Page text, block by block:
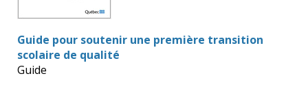
Guide pour soutenir une première transition
scolaire de qualité
Guide